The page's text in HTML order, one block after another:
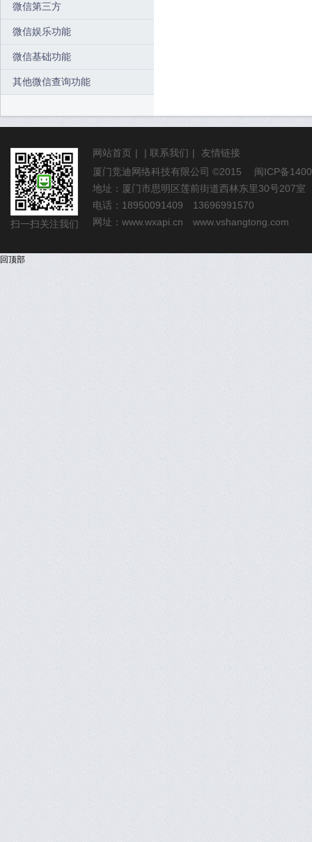
微信第三方
微信娱乐功能
微信基础功能
其他微信查询功能
扫一扫关注我们
网站首页 | | 联系我们 |
友情链接
厦门竞迪网络科技有限公司 ©2015 闽ICP备
地址：厦门市思明区莲前街道西林东里30号207室
电话：18950091409 13696991570
网址： www.wxapi.cn www.vshangtong.com
回顶部